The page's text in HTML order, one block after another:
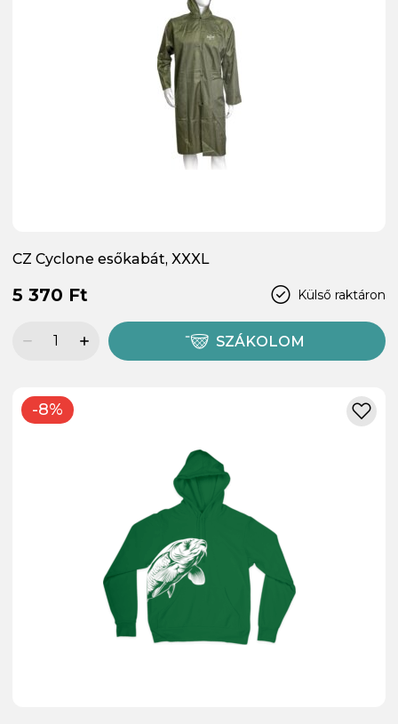
CZ Cyclone esőkabát, XXXL
Külső raktáron
5 370 Ft
SZÁKOLOM
-8%